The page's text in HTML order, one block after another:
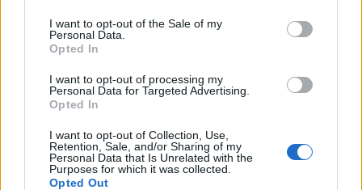
I want to opt-out of the Sale of my
Personal Data.
Opted In
I want to opt-out of processing my
Personal Data for Targeted Advertising.
Opted In
I want to opt-out of Collection, Use,
Retention, Sale, and/or Sharing of my
Personal Data that Is Unrelated with the
Purposes for which it was collected.
Opted Out
DecoAsencio
Sevilla (Sevilla)